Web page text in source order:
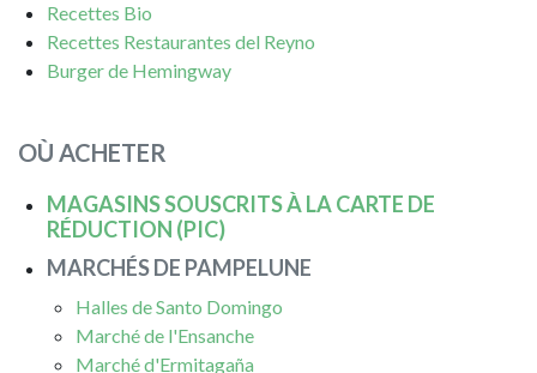
Recettes Bio
Recettes Restaurantes del Reyno
Burger de Hemingway
OÙ ACHETER
MAGASINS SOUSCRITS À LA CARTE DE
RÉDUCTION (PIC)
MARCHÉS DE PAMPELUNE
Halles de Santo Domingo
Marché de l'Ensanche
Marché d'Ermitagaña